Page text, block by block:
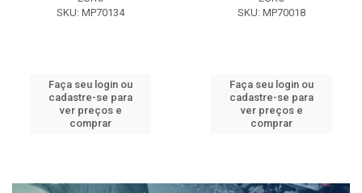
SKU: MP70134
Faça seu login ou
cadastre-se para
ver preços e
comprar
SKU: MP70018
Faça seu login ou
cadastre-se para
ver preços e
comprar